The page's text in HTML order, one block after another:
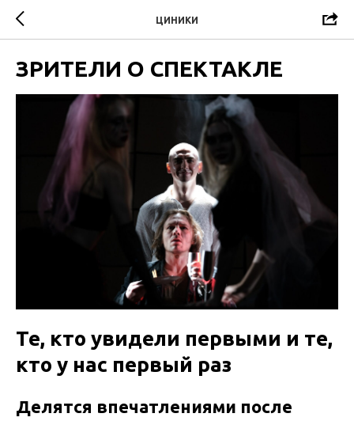
ЦИНИКИ
ЗРИТЕЛИ О СПЕКТАКЛЕ
Те, кто увидели первыми и те,
кто у нас первый раз
Делятся впечатлениями после